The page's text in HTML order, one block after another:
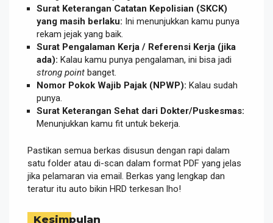
Surat Keterangan Catatan Kepolisian (SKCK)
yang masih berlaku: Ini menunjukkan kamu punya
rekam jejak yang baik.
Surat Pengalaman Kerja / Referensi Kerja (jika
ada): Kalau kamu punya pengalaman, ini bisa jadi
strong point banget.
Nomor Pokok Wajib Pajak (NPWP): Kalau sudah
punya.
Surat Keterangan Sehat dari Dokter/Puskesmas:
Menunjukkan kamu fit untuk bekerja.
Pastikan semua berkas disusun dengan rapi dalam
satu folder atau di-scan dalam format PDF yang jelas
jika pelamaran via email. Berkas yang lengkap dan
teratur itu auto bikin HRD terkesan lho!
Kesimpulan